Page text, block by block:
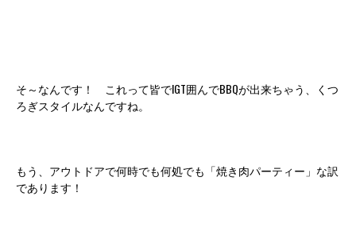
そ～なんです！ これって皆でIGT囲んでBBQが出来ちゃう、くつ
ろぎスタイルなんですね。
もう、アウトドアで何時でも何処でも「焼き肉パーティー」な訳
であります！